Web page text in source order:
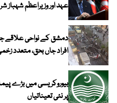
عہد اور وزیراعظم
افراد جاں بحق، متعدد
بیوروکریسی میں بڑے
پر نئی تعیناتیاں